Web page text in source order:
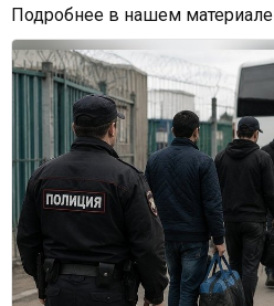
Подробнее в нашем материале